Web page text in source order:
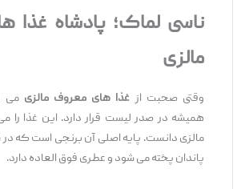
ناسی لماک؛ پادشاه غذا
مالزی
وقتی صحبت ازغذا های معروف مالزیمی‌
همیشه در صدر لیست قرار دارد. این غذا را می
مالزی دانست. پایه اصلی آن برنجی است که در
پاندان پخته می‌ شود و عطری فوق ‌العاده دارد.